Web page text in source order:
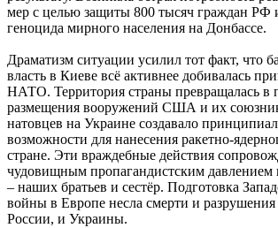
мер с целью защиты 800 тысяч граждан РФ
геноцида мирного населения на Донбассе.
Драматизм ситуации усилил тот факт, что
власть в Киеве всё активнее добивалась
НАТО. Территория страны превращалась в
размещения вооружений США и их
натовцев на Украине создавало
возможности для нанесения ракетно-
стране. Эти враждебные действия
чудовищным пропагандистским
– наших братьев и сестёр. Подготовка
войны в Европе несла смерти и
России, и Украины.